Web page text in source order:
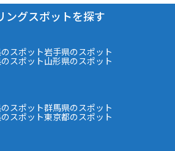
ングスポットを探す
スポット岩手県のスポット
スポット山形県のスポット
スポット群馬県のスポット
スポット東京都のスポット